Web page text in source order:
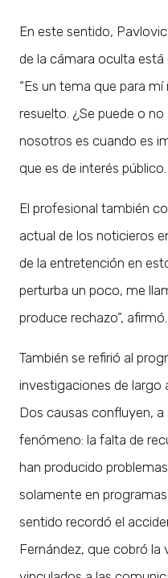
En este sentido,
de la cámara oculta está
“Es un tema que para
resuelto. ¿Se puede o
nosotros es cuando es
que es de interés público.
El profesional también
actual de los noticieros
de la entretención en
perturba un poco, me
produce rechazo”, afirmó.
También se refirió al
investigaciones de largo
Dos causas confluyen, a
fenómeno: la falta de
han producido
solamente en programas
sentido recordó el
Fernández, que cobró la